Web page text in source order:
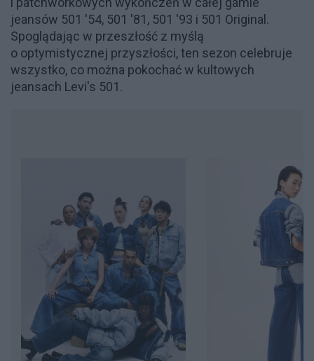
jeansów 501 '54, 501 '81, 501 '93 i 501 Original.
Spoglądając w przeszłość z myślą
o optymistycznej przyszłości, ten sezon celebruje
wszystko, co można pokochać w kultowych
jeansach Levi's 501.